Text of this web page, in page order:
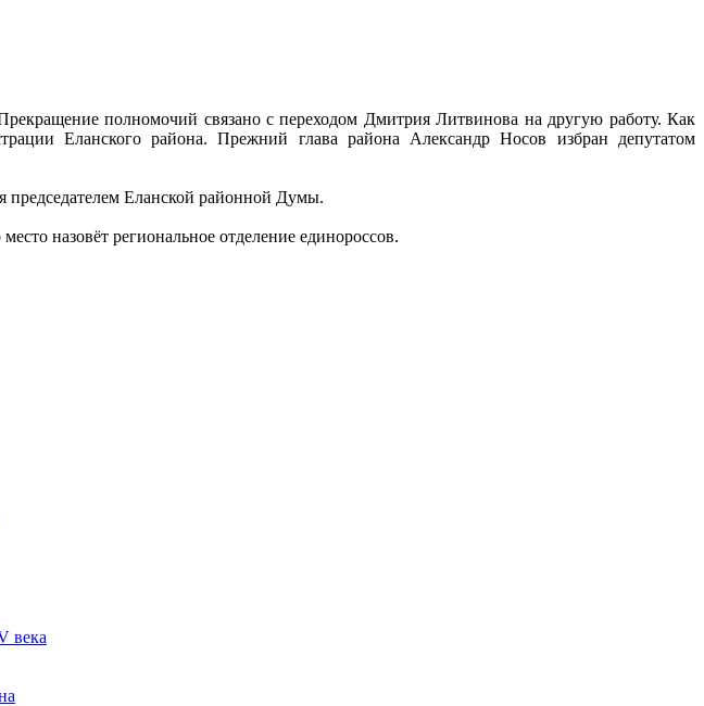
полномочий связано с переходом Дмитрия Литвинова на другую работу. Как
Еланского района. Прежний глава района Александр Носов избран депутатом
председателем Еланской районной Думы.
назовёт региональное отделение единороссов.
века